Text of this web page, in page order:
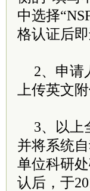
中选择
格认证后
2、申请
上传英文
3、以上
并将系统
单位科研
认后，于